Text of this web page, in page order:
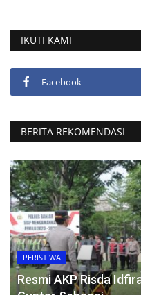
IKUTI KAMI
Facebook
BERITA REKOMENDASI
PERISTIWA
Resmi AKP Risda